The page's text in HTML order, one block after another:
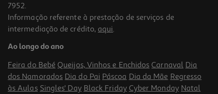
Bananinha Paraibuna Mini Turma Da Monica 70g
36.43 €/Kg
2,55 €
7952.
Informação referente à prestação de serviços de
intermediação de crédito, aqui.
Ao longo do ano
Feira do Bebé Queijos, Vinhos e Enchidos Carnaval Dia
dos Namorados Dia do Pai Páscoa Dia da Mãe Regresso
às Aulas Singles' Day Black Friday Cyber Monday Natal